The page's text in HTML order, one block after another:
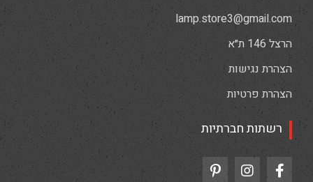
lamp.store3@gmail.com
הרצל 146 ת״א
הצהרת נגישות
הצהרת פרטיות
רשתות חברתיות